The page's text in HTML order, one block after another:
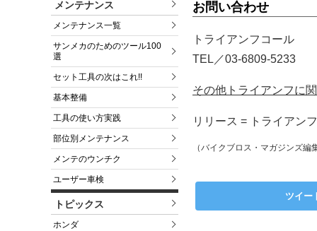
メンテナンス
メンテナンス一覧
サンメカのためのツール100
選
セット工具の次はこれ!!
基本整備
工具の使い方実践
部位別メンテナンス
メンテのウンチク
ユーザー車検
トピックス
ホンダ
お問い合わせ
トライアンフコール
TEL／03-6809-5233
その他トライアンフに
リリース = トライアン
（バイクブロス・マガジンズ編
ツイー